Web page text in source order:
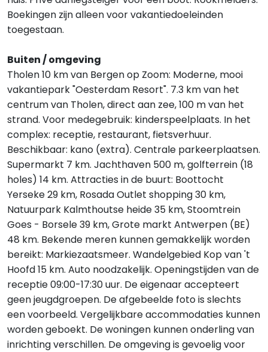
Boekingen zijn alleen voor vakantiedoeleinden
toegestaan.
Buiten / omgeving
Tholen 10 km van Bergen op Zoom: Moderne, mooi
vakantiepark "Oesterdam Resort". 7.3 km van het
centrum van Tholen, direct aan zee, 100 m van het
strand. Voor medegebruik: kinderspeelplaats. In het
complex: receptie, restaurant, fietsverhuur.
Beschikbaar: kano (extra). Centrale parkeerplaatsen.
Supermarkt 7 km. Jachthaven 500 m, golfterrein (18
holes) 14 km. Attracties in de buurt: Boottocht
Yerseke 29 km, Rosada Outlet shopping 30 km,
Natuurpark Kalmthoutse heide 35 km, Stoomtrein
Goes - Borsele 39 km, Grote markt Antwerpen (BE)
48 km. Bekende meren kunnen gemakkelijk worden
bereikt: Markiezaatsmeer. Wandelgebied Kop van 't
Hoofd 15 km. Auto noodzakelijk. Openingstijden van de
receptie 09:00-17:30 uur. De eigenaar accepteert
geen jeugdgroepen. De afgebeelde foto is slechts
een voorbeeld. Vergelijkbare accommodaties kunnen
worden geboekt. De woningen kunnen onderling van
inrichting verschillen. De omgeving is gevoelig voor